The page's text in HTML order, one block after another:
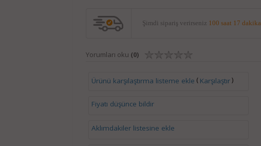
Şimdi sipariş verirseniz 100 saat 17 dakika
Yorumları oku (0)
Ürünü karşılaştırma listeme ekle ( Karşılaştır)
Fiyatı düşünce bildir
Aklımdakiler listesine ekle